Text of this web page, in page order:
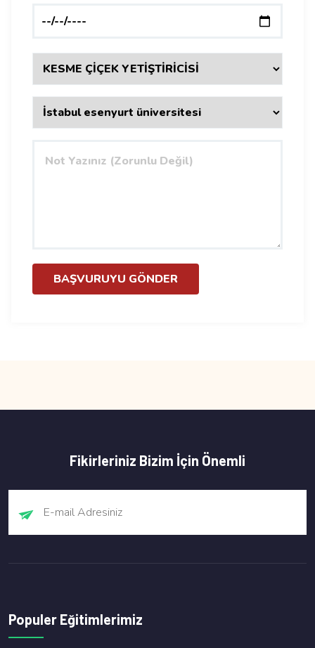
BAŞVURUYU GÖNDER
Fikirleriniz Bizim İçin Önemli
Populer Eğitimlerimiz